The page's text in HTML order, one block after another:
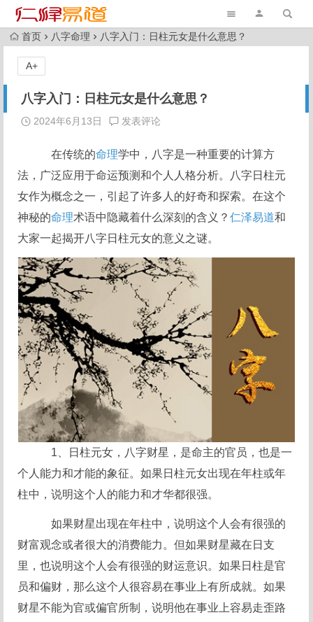
首页 八字命理 八字入门：日柱元女是什么意思？
八字入门：日柱元女是什么意思？
2024年6月13日 发表评论
在传统的命理学中，八字是一种重要的计算方
法，广泛应用于命运预测和个人人格分析。八字日柱元
女作为概念之一，引起了许多人的好奇和探索。在这个
神秘的命理术语中隐藏着什么深刻的含义？仁泽易道和
大家一起揭开八字日柱元女的意义之谜。
1、日柱元女，八字财星，是命主的官员，也是一
个人能力和才能的象征。如果日柱元女出现在年柱或年
柱中，说明这个人的能力和才华都很强。
如果财星出现在年柱中，说明这个人会有很强的
财富观念或者很大的消费能力。但如果财星藏在日支
里，也说明这个人会有很强的财运意识。如果日柱是官
员和偏财，那么这个人很容易在事业上有所成就。如果
财星不能为官或偏官所制，说明他在事业上容易走歪路
A+